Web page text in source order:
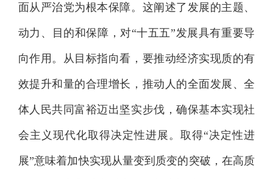
面从严治党为根本保障。这阐述了发展的主题、
动力、目的和保障，对“十五五”发展具有重要导
向作用。从目标指向看，要推动经济实现质的有
效提升和量的合理增长，推动人的全面发展、全
体人民共同富裕迈出坚实步伐，确保基本实现社
会主义现代化取得决定性进展。取得“决定性进
展”意味着加快实现从量变到质变的突破，在高质